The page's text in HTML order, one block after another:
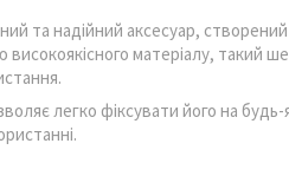
та надійний аксесуар, створений
матеріалу, такий
легко фіксувати його на